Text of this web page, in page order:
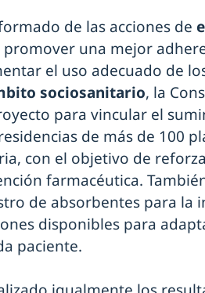
de las acciones de
una mejor
el uso adecuado de
sociosanitario, la
para vincular el
de más de 100
con el objetivo de
farmacéutica.
de absorbentes para la
disponibles para
paciente.